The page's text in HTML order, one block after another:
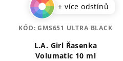
+ více odstínů
L.A. Girl Řasenka
Volumatic 10 ml
KÓD:GMS651 ULTRA BLACK